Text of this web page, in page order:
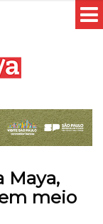
Maya,
meio